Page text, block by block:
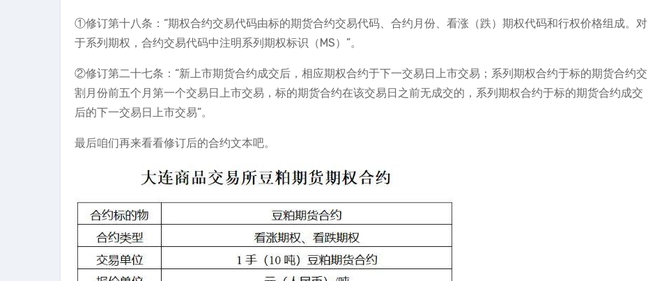
①修订第十八条：“期权合约交易代码由标的期货合约交易代码、合约月份、看涨（跌）期权代码和行权价格组成。对
于系列期权，合约交易代码中注明系列期权标识（MS）”。
②修订第二十七条：“新上市期货合约成交后，相应期权合约于下一交易日上市交易；系列期权合约于标的期货合约交
割月份前五个月第一个交易日上市交易，标的期货合约在该交易日之前无成交的，系列期权合约于标的期货合约成交
后的下一交易日上市交易”。
最后咱们再来看看修订后的合约文本吧。